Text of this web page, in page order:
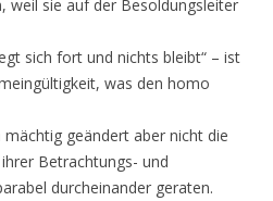
weil sie auf der Besoldungsleiter
sich fort und nichts bleibt“ – ist
was den homo
geändert aber nicht die
Betrachtungs- und
durcheinander geraten.